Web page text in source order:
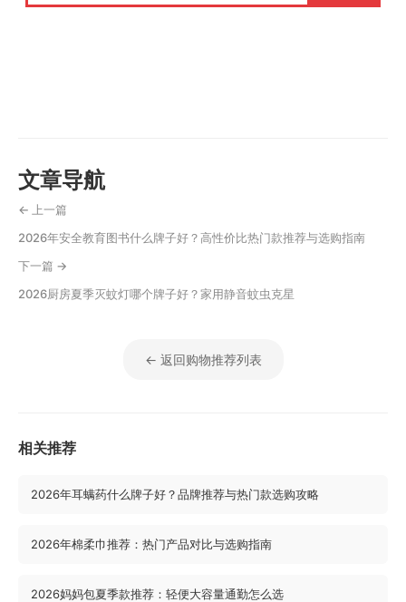
文章导航
← 上一篇
2026年安全教育图书什么牌子好？高性价比热门款推荐与选购指南
下一篇 →
2026厨房夏季灭蚊灯哪个牌子好？家用静音蚊虫克星
← 返回购物推荐列表
相关推荐
2026年耳螨药什么牌子好？品牌推荐与热门款选购攻略
2026年棉柔巾推荐：热门产品对比与选购指南
2026妈妈包夏季款推荐：轻便大容量通勤怎么选